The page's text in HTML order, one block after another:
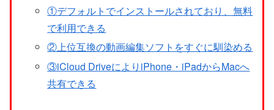
①デフォルトでインストールされており、無料
で利用できる
②上位互換の動画編集ソフトをすぐに馴染める
③iCloud DriveによりiPhone・iPadからMacへ
共有できる